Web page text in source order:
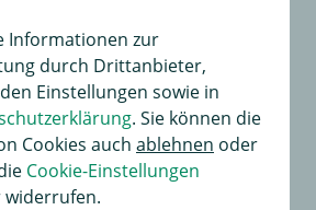
64,99 €
Informationen zur
durch Drittanbieter,
Einstellungen sowie in
. Sie können die
Cookies auch ablehnen oder
Cookie-Einstellungen
widerrufen.